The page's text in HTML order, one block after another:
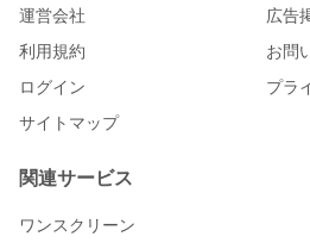
運営会社
広告
利用規約
お問
ログイン
プラ
サイトマップ
関連サービス
ワンスクリーン